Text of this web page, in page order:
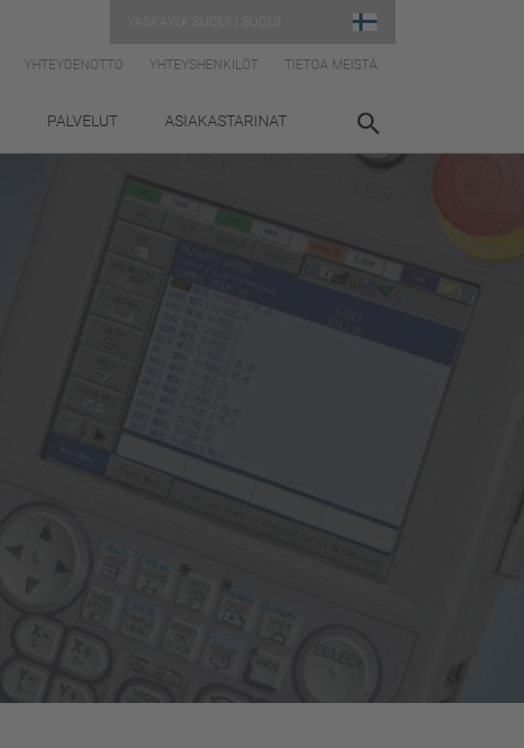
YHTEYDENOTTO YHTEYSHENKILÖT TIETOA MEISTÄ
PALVELUT ASIAKASTARINAT